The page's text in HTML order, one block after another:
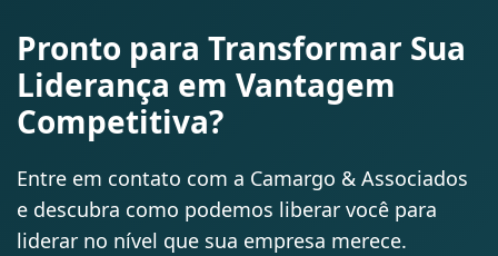
Pronto para Transformar Sua
Liderança em Vantagem
Competitiva?
Entre em contato com a Camargo & Associados
e descubra como podemos liberar você para
liderar no nível que sua empresa merece.